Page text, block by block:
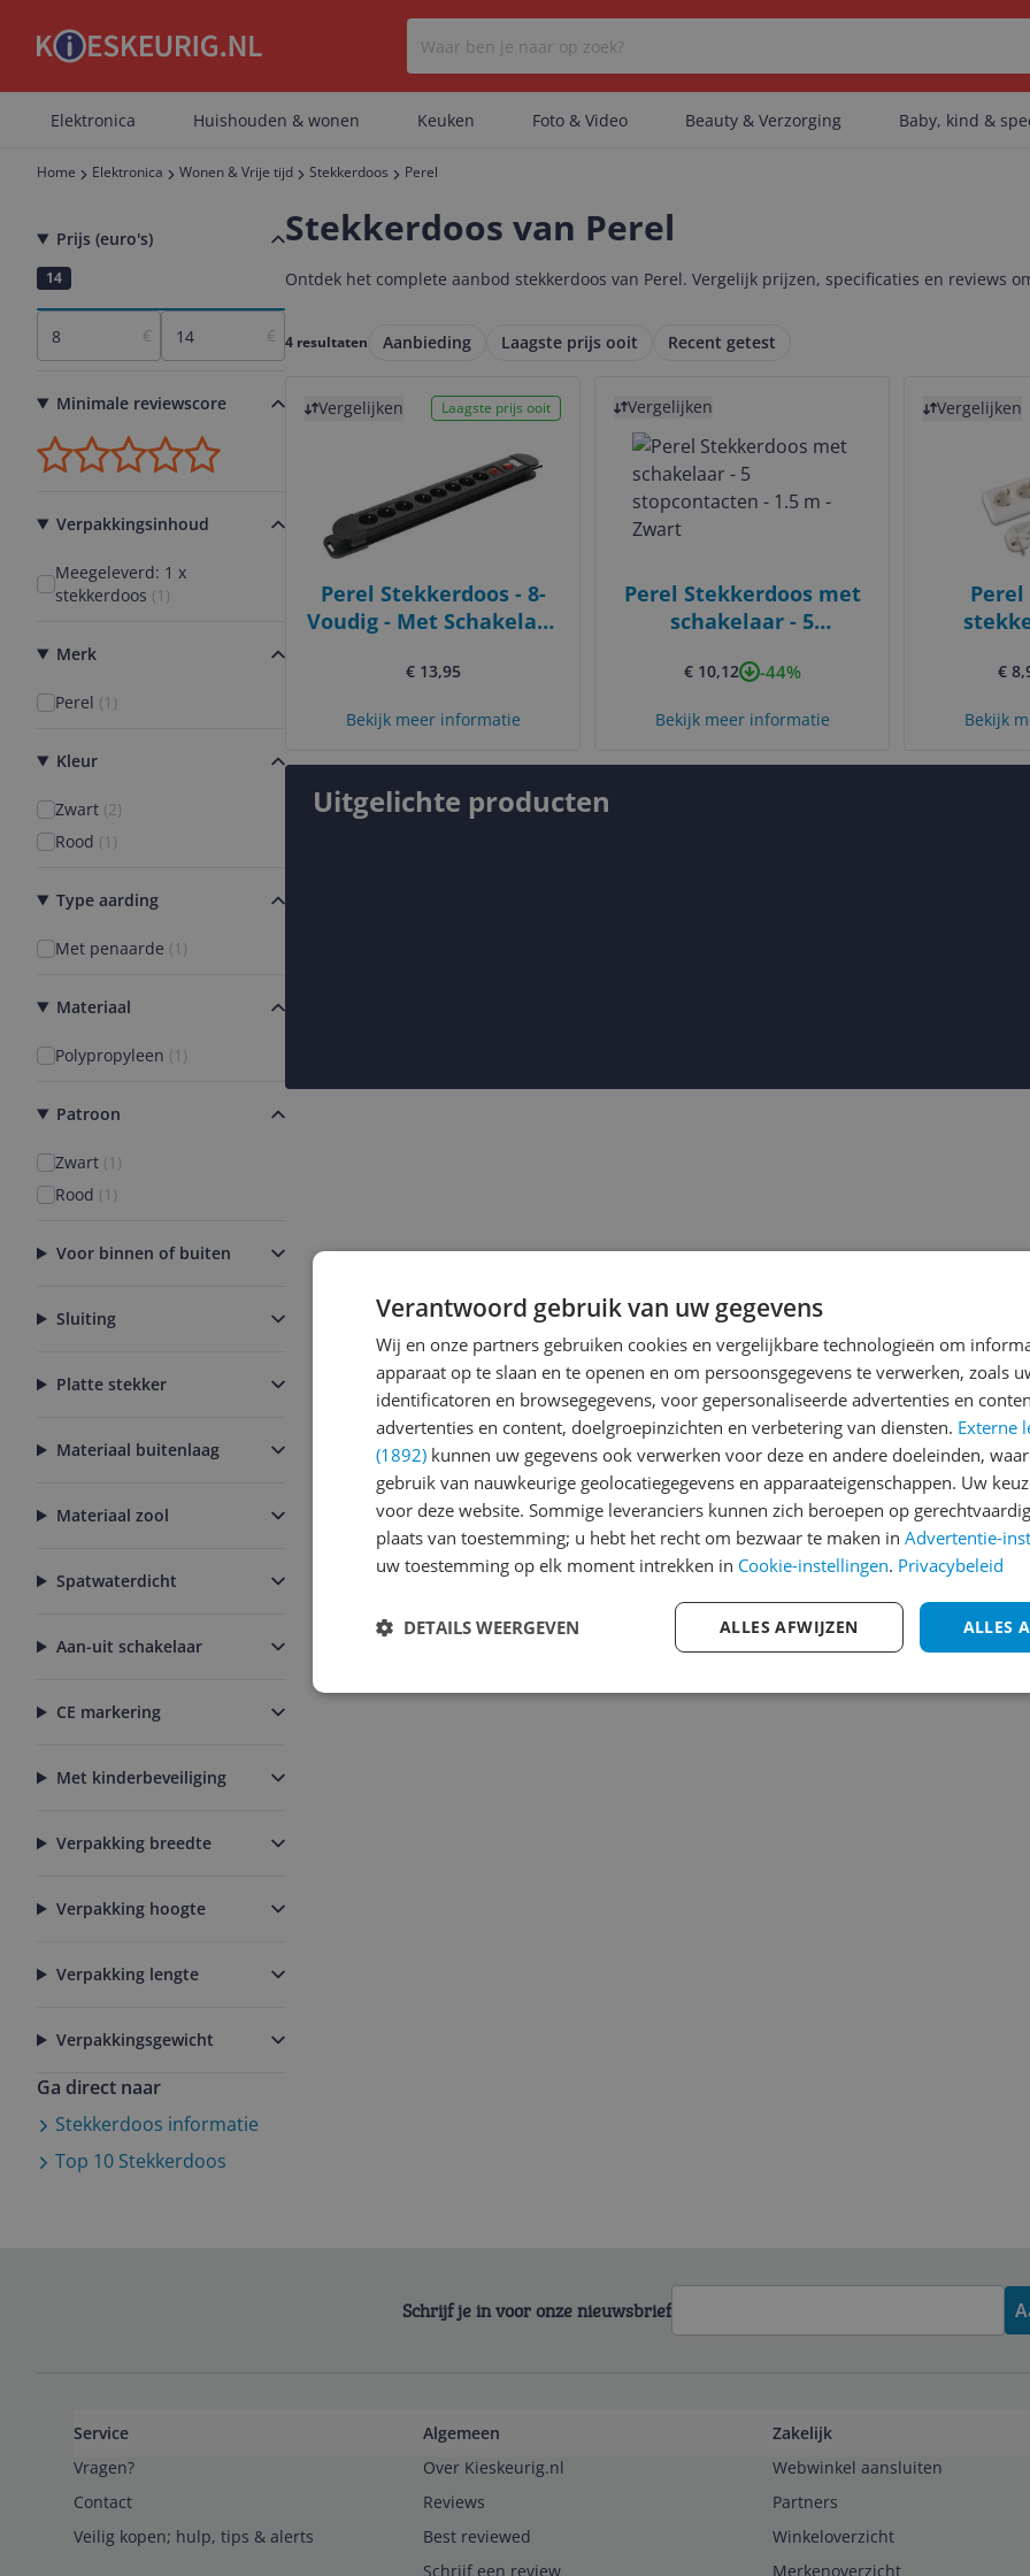
Er zijn geen categorieën gevonden.
Er zijn geen artikelen gevonden.
Elektronica Huishouden & wonen Keuken Foto & Video Beauty & Verzorging Baby, kind &
Home Elektronica Wonen & Vrije tijd Stekkerdoos Perel
Prijs (euro's)
814
€ €
Minimale reviewscore
Verpakkingsinhoud
Meegeleverd: 1 x
stekkerdoos (1 )
Merk
Perel (1 )
Kleur
Zwart (2)
Rood (1 )
Type aarding
Met penaarde (1 )
Materiaal
Polypropyleen (1 )
Patroon
Zwart (1 )
Rood (1 )
Voor binnen of buiten
Sluiting
Platte stekker
Materiaal buitenlaag
Materiaal zool
Spatwaterdicht
Aan-uit schakelaar
CE markering
Met kinderbeveiliging
Verpakking breedte
Verpakking hoogte
Verpakking lengte
Verpakkingsgewicht
Ga direct naar
Stekkerdoos informatie
Top 10 Stekkerdoos
Stekkerdoos van Perel
Ontdek het complete aanbod stekkerdoos van Perel. Vergelijk prijzen, specificaties en reviews
4 resultaten Aanbieding Laagste prijs ooit Recent getest
Vergelijken Laagste prijs ooit
Perel Stekkerdoos - 8-
Voudig - Met Schakelaar
Zwart/Rood
€ 13,95
Bekijk meer informatie
Vergelijken
Perel Stekkerdoos met
schakelaar - 5
Zwart
€ 10,12 -44%
Bekijk meer informatie
Vergelijken
Perel
€
Bekijk
Uitgelichte producten
Schrijf je in voor onze nieuwsbrief
Service
Vragen?
Contact
Veilig kopen; hulp, tips & alerts
Algemeen
Over Kieskeurig.nl
Reviews
Best reviewed
Schrijf een review
Zakelijk
Webwinkel aansluiten
Partners
Winkeloverzicht
Merkenoverzicht
Verantwoord gebruik van uw gegevens
Wij en onze partners gebruiken cookies en vergelijkbare technologieën om
apparaat op te slaan en te openen en om persoonsgegevens te verwerken, zoals
identificatoren en browsegegevens, voor gepersonaliseerde advertenties en
advertenties en content, doelgroepinzichten en verbetering van diensten. Externe
(1892) kunnen uw gegevens ook verwerken voor deze en andere doeleinden,
gebruik van nauwkeurige geolocatiegegevens en apparaateigenschappen. Uw
voor deze website. Sommige leveranciers kunnen zich beroepen op
plaats van toestemming; u hebt het recht om bezwaar te maken in Advertentie-
uw toestemming op elk moment intrekken in Cookie-instellingen. Privacybeleid
ALLES
ALLES AFWIJZEN
DETAILS WEERGEVEN